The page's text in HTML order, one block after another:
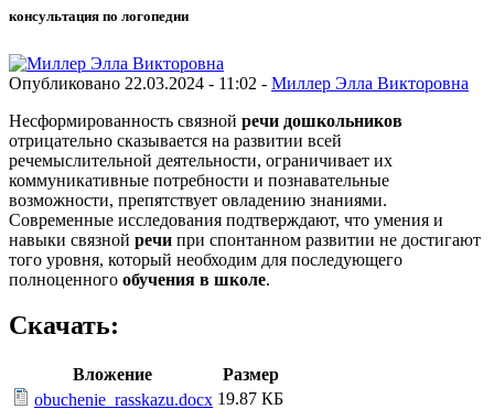
консультация по логопедии
Опубликовано 22.03.2024 - 11:02 - Миллер Элла Викторовна
Несформированность связной речи дошкольников
отрицательно сказывается на развитии всей
речемыслительной деятельности, ограничивает их
коммуникативные потребности и познавательные
возможности, препятствует овладению знаниями.
Современные исследования подтверждают, что умения и
навыки связной речи при спонтанном развитии не достигают
того уровня, который необходим для последующего
полноценного обучения в школе.
Скачать:
Вложение
Размер
obuchenie_rasskazu.docx 19.87 КБ